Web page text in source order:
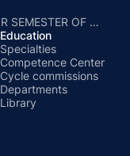
OPENING OF THE THIRD LABOR SEMESTER OF THE CITY OF MINSK-2026
Education
Specialties
Competence Center
Cycle commissions
Departments
Library